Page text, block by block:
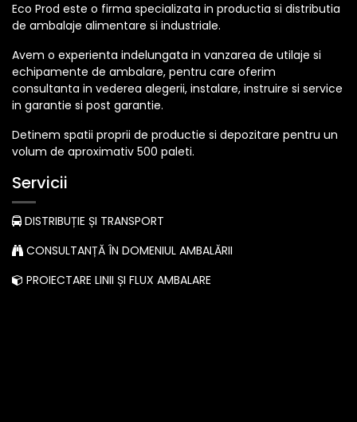
Eco Prod este o firma specializata in productia si distributia
de ambalaje alimentare si industriale.
Avem o experienta indelungata in vanzarea de utilaje si
echipamente de ambalare, pentru care oferim
consultanta in vederea alegerii, instalare, instruire si service
in garantie si post garantie.
Detinem spatii proprii de productie si depozitare pentru un
volum de aproximativ 500 paleti.
Servicii
DISTRIBUȚIE ȘI TRANSPORT
CONSULTANȚĂ ÎN DOMENIUL AMBALĂRII
PROIECTARE LINII ȘI FLUX AMBALARE